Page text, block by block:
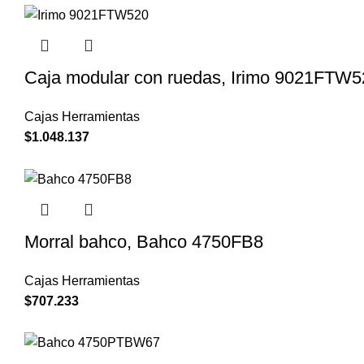
Caja modular con ruedas, Irimo
Cajas Herramientas
$1.048.137
Morral bahco, Bahco 4750FB8
Cajas Herramientas
$707.233